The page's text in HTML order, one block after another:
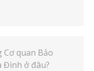
Cơ quan Bảo
Đình ở đâu?